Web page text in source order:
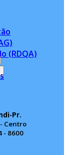
(RDQA)
Pr.
Centro
- 8600